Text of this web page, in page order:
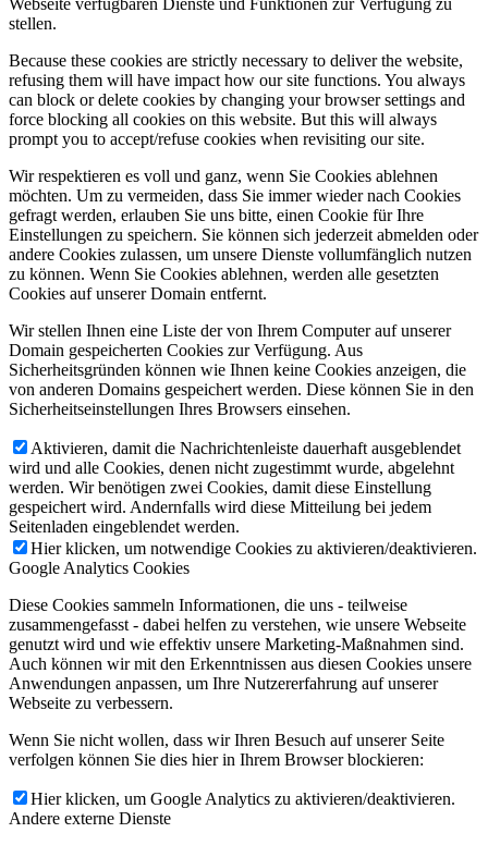
Webseite verfügbaren Dienste und Funktionen zur Verfügung zu
stellen.
Because these cookies are strictly necessary to deliver the website,
refusing them will have impact how our site functions. You always
can block or delete cookies by changing your browser settings and
force blocking all cookies on this website. But this will always
prompt you to accept/refuse cookies when revisiting our site.
Wir respektieren es voll und ganz, wenn Sie Cookies ablehnen
möchten. Um zu vermeiden, dass Sie immer wieder nach Cookies
gefragt werden, erlauben Sie uns bitte, einen Cookie für Ihre
Einstellungen zu speichern. Sie können sich jederzeit abmelden oder
andere Cookies zulassen, um unsere Dienste vollumfänglich nutzen
zu können. Wenn Sie Cookies ablehnen, werden alle gesetzten
Cookies auf unserer Domain entfernt.
Wir stellen Ihnen eine Liste der von Ihrem Computer auf unserer
Domain gespeicherten Cookies zur Verfügung. Aus
Sicherheitsgründen können wie Ihnen keine Cookies anzeigen, die
von anderen Domains gespeichert werden. Diese können Sie in den
Sicherheitseinstellungen Ihres Browsers einsehen.
Aktivieren, damit die Nachrichtenleiste dauerhaft ausgeblendet
wird und alle Cookies, denen nicht zugestimmt wurde, abgelehnt
werden. Wir benötigen zwei Cookies, damit diese Einstellung
gespeichert wird. Andernfalls wird diese Mitteilung bei jedem
Seitenladen eingeblendet werden.
Hier klicken, um notwendige Cookies zu aktivieren/deaktivieren.
Google Analytics Cookies
Diese Cookies sammeln Informationen, die uns - teilweise
zusammengefasst - dabei helfen zu verstehen, wie unsere Webseite
genutzt wird und wie effektiv unsere Marketing-Maßnahmen sind.
Auch können wir mit den Erkenntnissen aus diesen Cookies unsere
Anwendungen anpassen, um Ihre Nutzererfahrung auf unserer
Webseite zu verbessern.
Wenn Sie nicht wollen, dass wir Ihren Besuch auf unserer Seite
verfolgen können Sie dies hier in Ihrem Browser blockieren:
Hier klicken, um Google Analytics zu aktivieren/deaktivieren.
Andere externe Dienste